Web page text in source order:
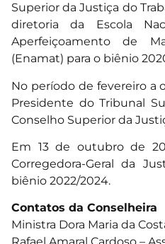
Superior da Justiça do
diretoria da Escola
Aperfeiçoamento de
(Enamat) para o biênio
No período de fevereiro a
Presidente do Tribunal
Conselho Superior da
Em 13 de outubro de
Corregedora-Geral da
biênio 2022/2024.
Contatos da Conselheira
Ministra Dora Maria da